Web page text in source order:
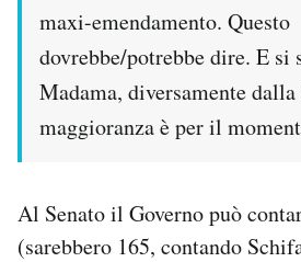
maxi-emendamento. Questo
dovrebbe/potrebbe dire. E si
Madama, diversamente
maggioranza è per il
Al Senato il Governo può
(sarebbero 165, contando